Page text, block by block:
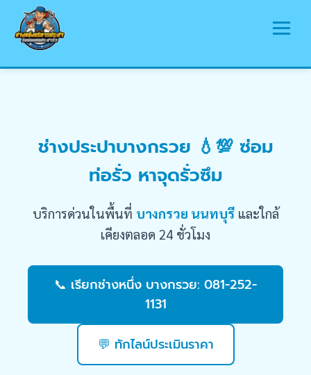
พื้นที่ให้บริการ
รวมรูปภาพ
ช่างประปาบางกรวย 💧💯 ซ่อม
ท่อรั่ว หาจุดรั่วซึม
บริการด่วนในพื้นที่ บางกรวย นนทบุรีและใกล้
เคียงตลอด 24 ชั่วโมง
📞 เรียกช่างหนึ่ง บางกรวย: 081-252-
1131
💬 ทักไลน์ประเมินราคา